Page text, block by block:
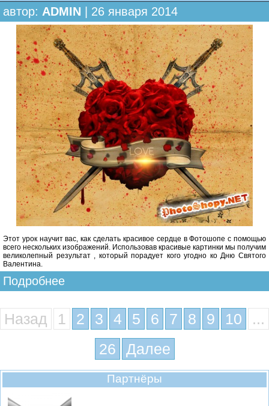
автор: ADMIN | 26 января 2014
Этот урок научит вас, как сделать красивое сердце в Фотошопе с помощью
всего нескольких изображений. Использовав красивые картинки мы получим
великолепный результат , который порадует кого угодно ко Дню Святого
Валентина.
Подробнее
Назад 1 2 3 4 5 6 7 8 9 10
...
26
Далее
Партнёры